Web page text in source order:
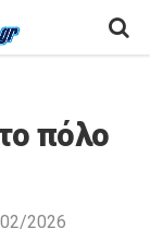
πόλο
2026